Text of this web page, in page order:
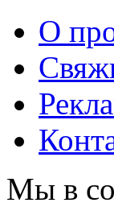
О
Мы в